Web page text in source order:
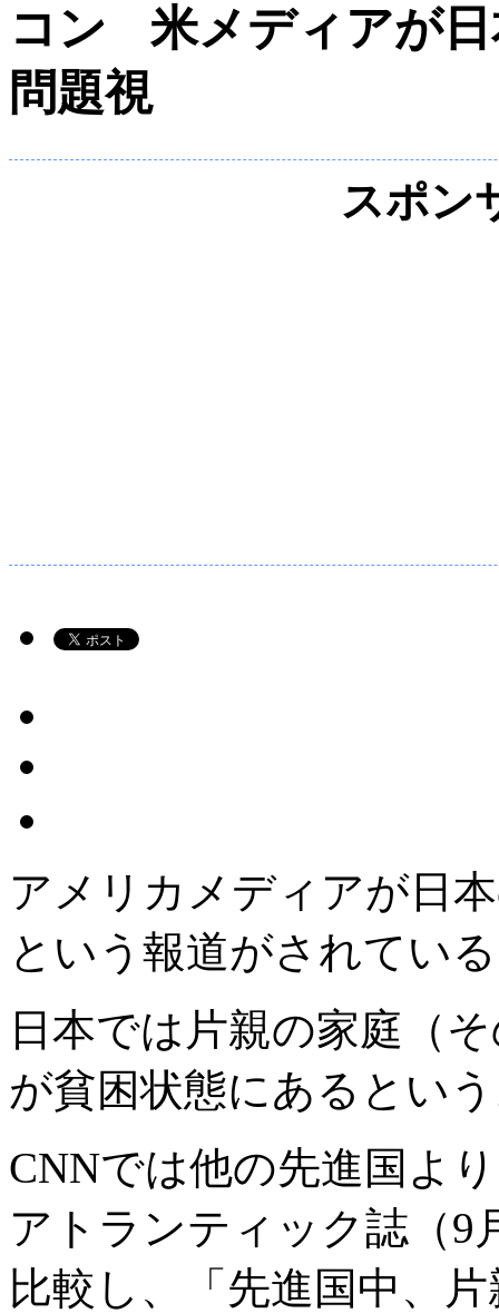
米メディアが
問題視
スポン
アメリカメディアが日
という報道がされてい
日本では片親の家庭（
が貧困状態にあるとい
CNNでは他の先進国よ
アトランティック誌（9
比較し、「先進国中、